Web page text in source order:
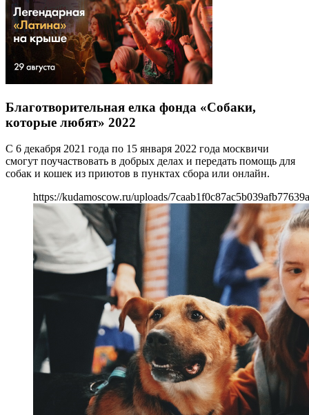
Благотворительная елка фонда «Собаки,
которые любят» 2022
С 6 декабря 2021 года по 15 января 2022 года москвичи
смогут поучаствовать в добрых делах и передать помощь для
собак и кошек из приютов в пунктах сбора или онлайн.
https://kudamoscow.ru/uploads/